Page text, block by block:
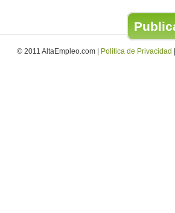
© 2011 AltaEmpleo.com | Politica de Privacidad